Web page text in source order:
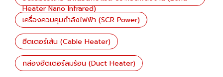
Heater Nano Infrared)
เครื่องควบคุมกำลังไฟฟ้า (SCR Power)
ฮีตเตอร์เส้น (Cable Heater)
กล่องฮีตเตอร์ลมร้อน (Duct Heater)